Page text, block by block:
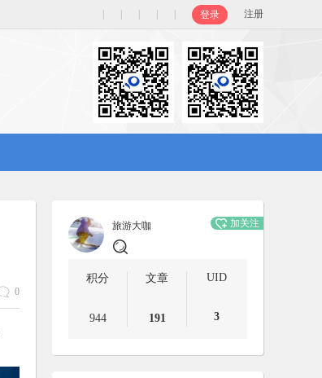
登录 注册
0
旅游大咖 加关注
积分
944
文章
191
UID
3